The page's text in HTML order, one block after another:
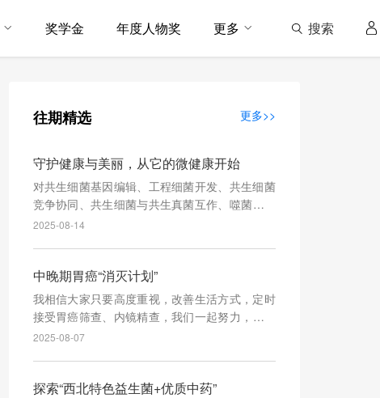
奖学金 年度人物奖 更多 搜索
往期精选 更多>>
守护健康与美丽，从它的微健康开始
对共生细菌基因编辑、工程细菌开发、共生细菌
竞争协同、共生细菌与共生真菌互作、噬菌体疗
法及细菌疫苗开发，将深刻影响皮肤相关疾病的
2025-08-14
中晚期胃癌“消灭计划”
我相信大家只要高度重视，改善生活方式，定时
接受胃癌筛查、内镜精查，我们一起努力，建立
一个无中晚期胃癌的未来！
2025-08-07
探索“西北特色益生菌+优质中药”